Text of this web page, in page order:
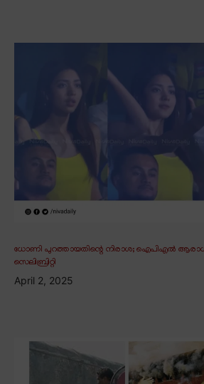
ധോണി പുറത്തായതിന്റെ നിരാശ; ഐപിഎൽ
സെലിബ്രിറ്റി
April 2, 2025